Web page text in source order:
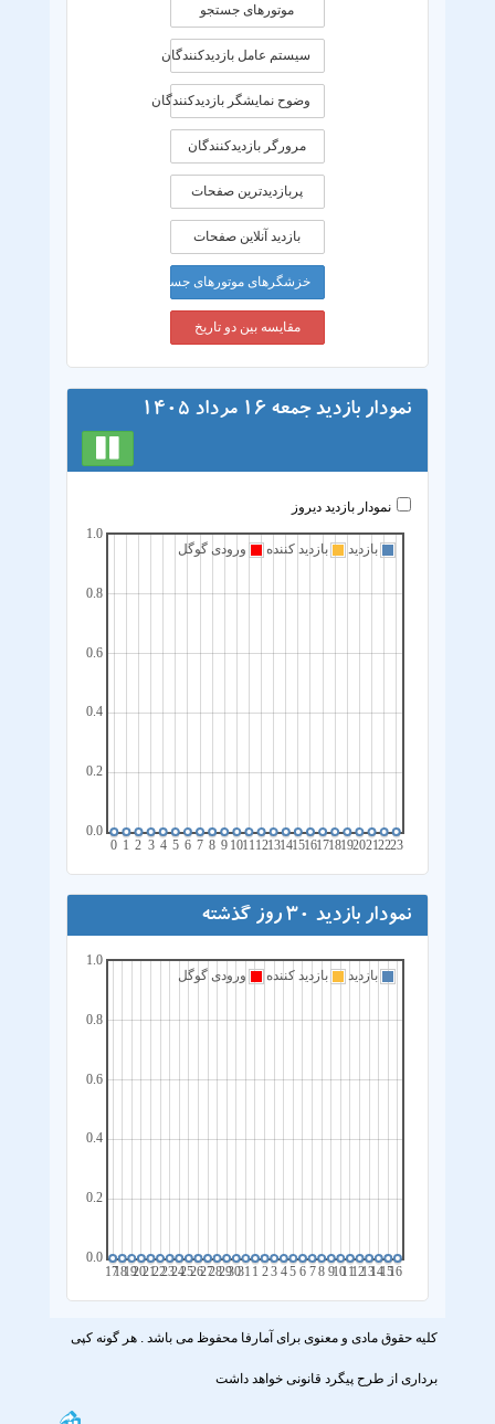
موتورهای جستجو
سیستم عامل بازدیدکنندگان
وضوح نمایشگر بازدیدکنندگان
مرورگر بازدیدکنندگان
پربازدیدترین صفحات
بازدید آنلاین صفحات
خزشگرهای موتورهای جستجو
مقایسه بین دو تاریخ
نمودار بازدید جمعه 16 مرداد 1405
نمودار بازدید دیروز
0 1 2 3 4 5 6 7 8 9 1011121314151617181920212223
0.0
0.2
0.4
0.6
0.8
1.0
بازدید
بازدید کننده ورودی گوگل
نمودار بازدید 30 روز گذشته
1 23 45 6 78 910111213141516
171819202122232425262728293031
0.0
0.2
0.4
0.6
0.8
1.0
بازدید
بازدید کننده ورودی گوگل
کلیه حقوق مادی و معنوی برای آمارفا محفوظ می باشد . هر گونه کپی
برداری از طرح پیگرد قانونی خواهد داشت